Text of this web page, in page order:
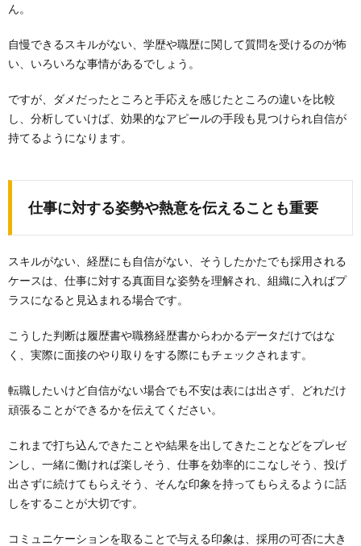
ん。
自慢できるスキルがない、学歴や職歴に関して質問を受けるのが怖
い、いろいろな事情があるでしょう。
ですが、ダメだったところと手応えを感じたところの違いを比較
し、分析していけば、効果的なアピールの手段も見つけられ自信が
持てるようになります。
仕事に対する姿勢や熱意を伝えることも重要
スキルがない、経歴にも自信がない、そうしたかたでも採用される
ケースは、仕事に対する真面目な姿勢を理解され、組織に入ればプ
ラスになると見込まれる場合です。
こうした判断は履歴書や職務経歴書からわかるデータだけではな
く、実際に面接のやり取りをする際にもチェックされます。
転職したいけど自信がない場合でも不安は表には出さず、どれだけ
頑張ることができるかを伝えてください。
これまで打ち込んできたことや結果を出してきたことなどをプレゼ
ンし、一緒に働ければ楽しそう、仕事を効率的にこなしそう、投げ
出さずに続けてもらえそう、そんな印象を持ってもらえるように話
しをすることが大切です。
コミュニケーションを取ることで与える印象は、採用の可否に大き